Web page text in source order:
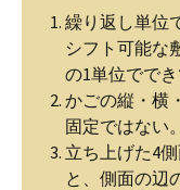
繰り返し単位
シフト可能な
の1単位でで
かごの縦・横
固定ではない
立ち上げた4
と、側面の辺